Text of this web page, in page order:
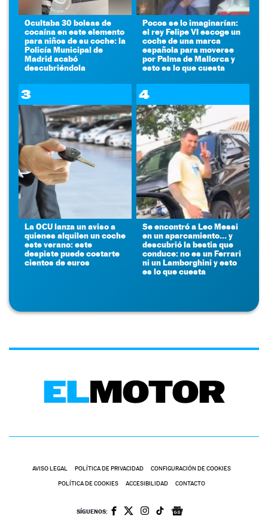
Ocultaba 30 bolsas de
cocaína en este elemento
para niños de su coche: la
Policía Municipal de
Madrid acabó
descubriéndola
Pocos se lo imaginarían:
el rey Felipe VI escoge un
coche de una marca
española para moverse
por Palma de Mallorca y
esto es lo que cuesta
3
La OCU lanza un aviso a
quienes alquilen un coche
este verano: este
despiste puede costarte
cientos de euros
4
Se encontró a Leo Messi
en un aparcamiento... y
descubrió la bestia que
conduce: no es un Ferrari
ni un Lamborghini y esto
es lo que cuesta
AVISO LEGAL POLÍTICA DE PRIVACIDAD CONFIGURACIÓN DE COOKIES
POLÍTICA DE COOKIES ACCESIBILIDAD CONTACTO
SÍGUENOS: